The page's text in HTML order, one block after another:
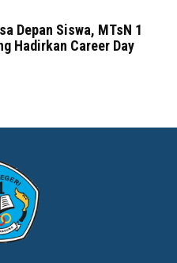
Depan Siswa, MTsN 1
Hadirkan Career Day